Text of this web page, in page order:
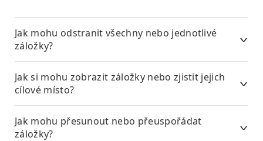
Jak mohu odstranit všechny nebo jednotlivé
záložky?
Jak si mohu zobrazit záložky nebo zjistit jejich
cílové místo?
Jak mohu přesunout nebo přeuspořádat
záložky?